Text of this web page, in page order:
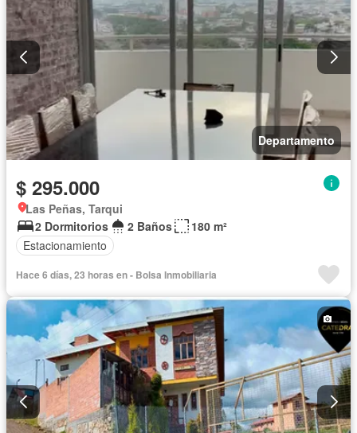
Departamento
$ 295.000
Las Peñas, Tarqui
2 Dormitorios
2 Baños
180 m²
Estacionamiento
Hace 6 días, 23 horas en - Bolsa Inmobiliaria